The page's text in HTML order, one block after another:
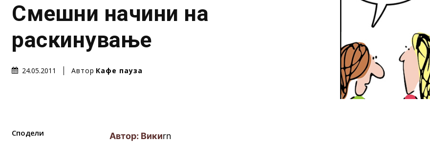
Смешни начини на
раскинување
24.05.2011 Автор Кафе пауза
Сподели Автор: Викиrn